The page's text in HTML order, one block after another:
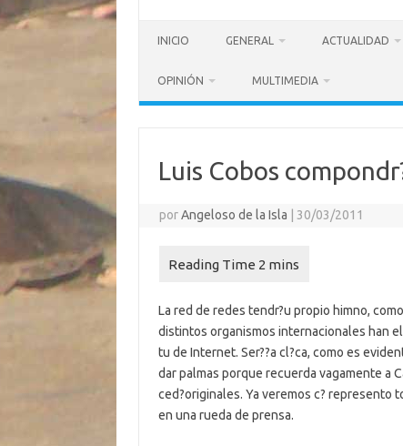
INICIO GENERAL ACTUALIDAD
OPINIÓN MULTIMEDIA
Luis Cobos
porAngeloso de la Isla 30/03/2011
La red de redes tendr?u propio himno,
distintos organismos internacionales han
tu de Internet. Ser??a cl?ca, como es
dar palmas porque recuerda vagamente a
ced?originales. Ya veremos c? represento
en una rueda de prensa.